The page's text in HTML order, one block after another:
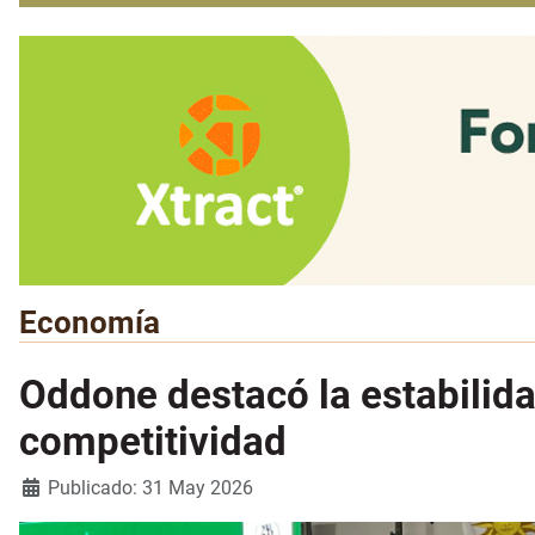
Economía
Oddone destacó la
competitividad
Detalles
Publicado: 31 May 2026